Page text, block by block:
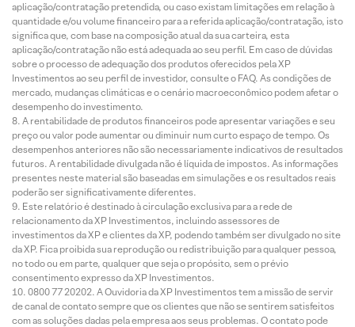
aplicação/contratação pretendida, ou caso existam limitações em relação à
quantidade e/ou volume financeiro para a referida aplicação/contratação, isto
significa que, com base na composição atual da sua carteira, esta
aplicação/contratação não está adequada ao seu perfil. Em caso de dúvidas
sobre o processo de adequação dos produtos oferecidos pela XP
Investimentos ao seu perfil de investidor, consulte o FAQ. As condições de
mercado, mudanças climáticas e o cenário macroeconômico podem afetar o
desempenho do investimento.
A rentabilidade de produtos financeiros pode apresentar variações e seu
preço ou valor pode aumentar ou diminuir num curto espaço de tempo. Os
desempenhos anteriores não são necessariamente indicativos de resultados
futuros. A rentabilidade divulgada não é líquida de impostos. As informações
presentes neste material são baseadas em simulações e os resultados reais
poderão ser significativamente diferentes.
Este relatório é destinado à circulação exclusiva para a rede de
relacionamento da XP Investimentos, incluindo assessores de
investimentos da XP e clientes da XP, podendo também ser divulgado no site
da XP. Fica proibida sua reprodução ou redistribuição para qualquer pessoa,
no todo ou em parte, qualquer que seja o propósito, sem o prévio
consentimento expresso da XP Investimentos.
0800 77 20202. A Ouvidoria da XP Investimentos tem a missão de servir
de canal de contato sempre que os clientes que não se sentirem satisfeitos
com as soluções dadas pela empresa aos seus problemas. O contato pode